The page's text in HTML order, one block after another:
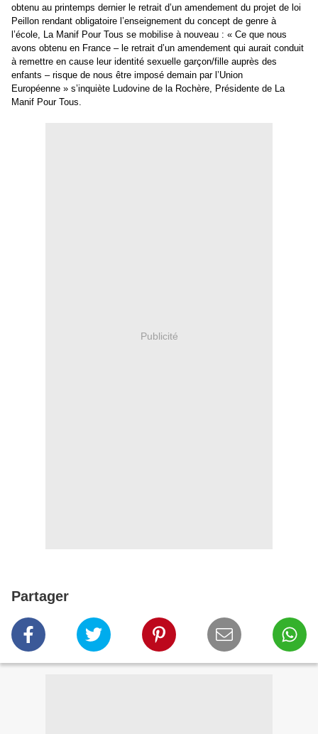
obtenu au printemps dernier le retrait d’un amendement du projet de loi
Peillon rendant obligatoire l’enseignement du concept de genre à
l’école, La Manif Pour Tous se mobilise à nouveau : « Ce que nous
avons obtenu en France – le retrait d’un amendement qui aurait conduit
à remettre en cause leur identité sexuelle garçon/fille auprès des
enfants – risque de nous être imposé demain par l’Union
Européenne » s’inquiète Ludovine de la Rochère, Présidente de La
Manif Pour Tous.
Publicité
Partager